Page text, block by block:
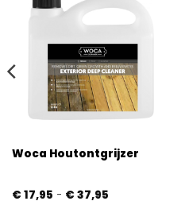
Woca Houtontgrijzer
€ 17,95 - € 37,95Prijsklasse: